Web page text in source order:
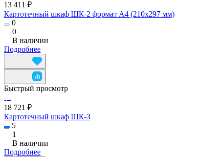
13 411 ₽
Картотечный шкаф ШК-2 формат А4 (210х297 мм)
0
0
В наличии
Подробнее
Быстрый просмотр
18 721 ₽
Картотечный шкаф ШК-3
5
1
В наличии
Подробнее